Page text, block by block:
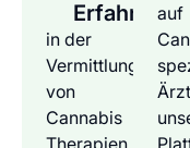
Erfahrung
in der
Vermittlung
von
Cannabis
Therapien
auf